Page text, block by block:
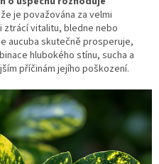
je považována za velmi
vitalitu, bledne nebo
aucuba skutečně prosperuje,
hlubokého stínu, sucha a
příčinám jejího poškození.